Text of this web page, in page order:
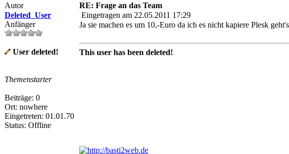
Autor RE: Frage an das Team
Deleted_User
Anfänger
User deleted!
Themenstarter
Beiträge: 0
Ort: nowhere
Eingetreten: 01.01.70
Status: Offline
Eingetragen am 22.05.2011 17:29
Ja sie machen es um 10,-Euro da ich es nicht kapiere Plesk
This user has been deleted!